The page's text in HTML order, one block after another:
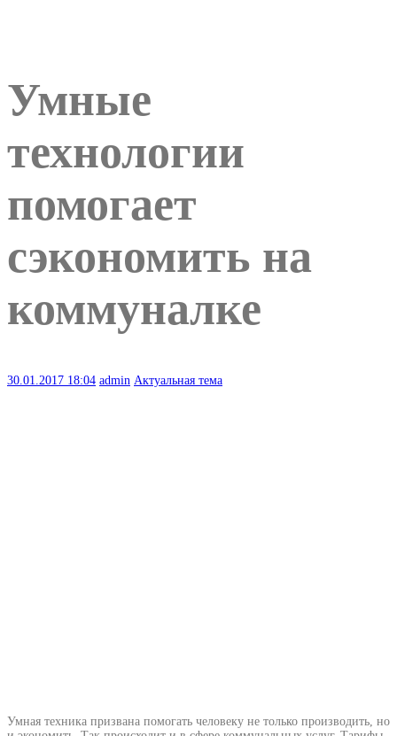
Умные
технологии
помогает
сэкономить на
коммуналке
30.01.2017 18:04 admin Актуальная тема
Умная техника призвана помогать человеку не только производить, но